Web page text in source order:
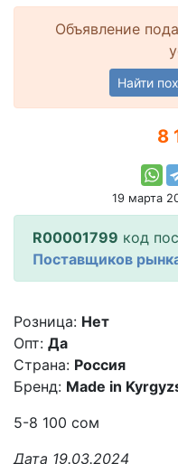
Объявление
Найти
8
19 марта
R00001799 код
Поставщиков
Розница: Нет
Опт: Да
Страна: Россия
Бренд: Made in
5-8 100 сом
Дата 19.03.2024